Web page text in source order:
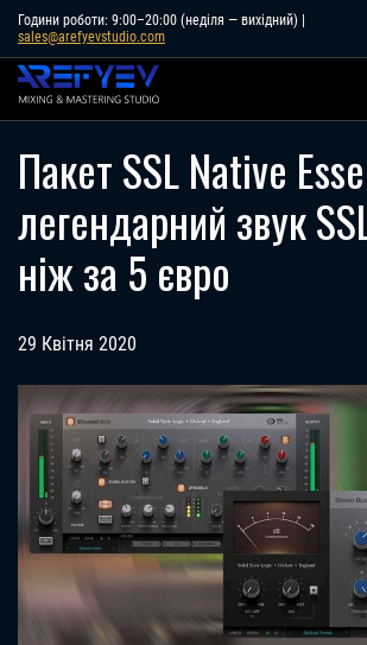
Skip
content
Години роботи: 9:00–20:00 (неділя — вихідний) |
sales@arefyevstudio.com
Пакет SSL Native
легендарний звук
ніж за 5 євро
29 Квітня 2020